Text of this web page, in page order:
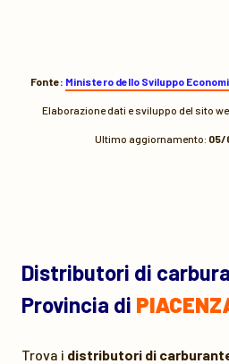
Fonte: Ministero dello Sviluppo
Elaborazione dati e sviluppo del sito
Ultimo aggiornamento: 05/
Distributori di
Provincia di
Trova i distributori di